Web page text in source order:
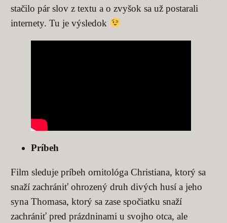
stačilo pár slov z textu a o zvyšok sa už postarali
internety. Tu je výsledok
Príbeh
Film sleduje príbeh ornitológa Christiana, ktorý sa
snaží zachrániť ohrozený druh divých husí a jeho
syna Thomasa, ktorý sa zase spočiatku snaží
zachrániť pred prázdninami u svojho otca, ale